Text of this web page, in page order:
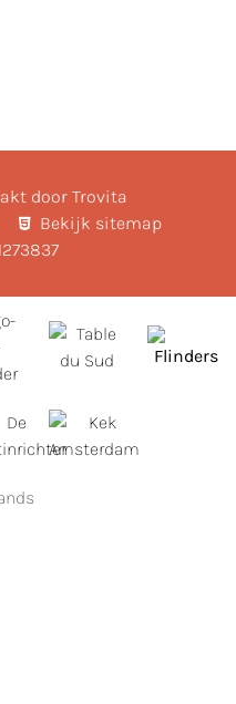
door Trovita
Bekijk sitemap